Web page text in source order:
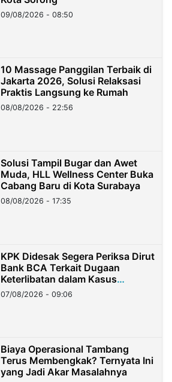
09/08/2026 - 08:50
10 Massage Panggilan Terbaik di
Jakarta 2026, Solusi Relaksasi
Praktis Langsung ke Rumah
08/08/2026 - 22:56
Solusi Tampil Bugar dan Awet
Muda, HLL Wellness Center Buka
Cabang Baru di Kota Surabaya
08/08/2026 - 17:35
KPK Didesak Segera Periksa Dirut
Bank BCA Terkait Dugaan
Keterlibatan dalam Kasus
Hilangnya Dana Nasabah Rp2,58
Miliar
07/08/2026 - 09:06
Biaya Operasional Tambang
Terus Membengkak? Ternyata Ini
yang Jadi Akar Masalahnya